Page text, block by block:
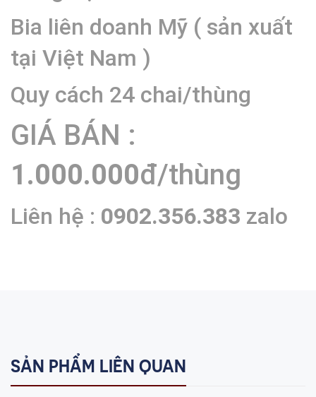
Bia liên doanh Mỹ ( sản xuất
tại Việt Nam )
Quy cách 24 chai/thùng
GIÁ BÁN :
1.000.000đ/thùng
Liên hệ : 0902.356.383 zalo
SẢN PHẨM LIÊN QUAN